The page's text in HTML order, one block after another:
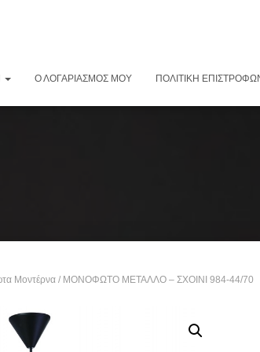
Ο ΛΟΓΑΡΙΑΣΜΌΣ ΜΟΥ ΠΟΛΙΤΙΚΉ
Μοντέρνα / ΜΟΝΟΦΩΤΟ ΜΕΤΑΛΛΟ – ΣΧΟΙΝΙ 984-44/70